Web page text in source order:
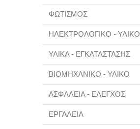
ΦΩΤΙΣΜΟΣ
ΗΛΕΚΤΡΟΛΟΓΙΚΟ - ΥΛΙΚΟ
ΥΛΙΚΑ - ΕΓΚΑΤΑΣΤΑΣΗΣ
ΒΙΟΜΗΧΑΝΙΚΟ - ΥΛΙΚΟ
ΑΣΦΑΛΕΙΑ - ΕΛΕΓΧΟΣ
ΕΡΓΑΛΕΙΑ